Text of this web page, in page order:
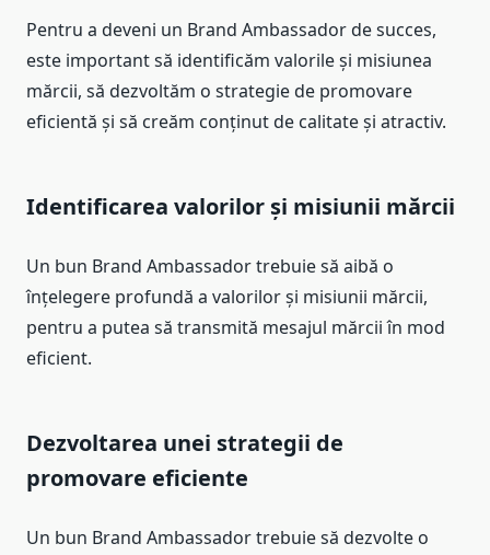
Pentru a deveni un Brand Ambassador de succes,
este important să identificăm valorile și misiunea
mărcii, să dezvoltăm o strategie de promovare
eficientă și să creăm conținut de calitate și atractiv.
Identificarea valorilor și misiunii mărcii
Un bun Brand Ambassador trebuie să aibă o
înțelegere profundă a valorilor și misiunii mărcii,
pentru a putea să transmită mesajul mărcii în mod
eficient.
Dezvoltarea unei strategii de
promovare eficiente
Un bun Brand Ambassador trebuie să dezvolte o